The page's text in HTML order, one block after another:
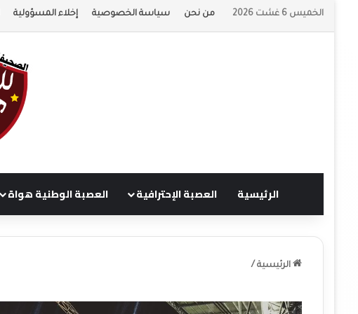
الخميس 6 غشت 2026 من نحن سياسة الخصوصية إخلاء المسؤولية
الرئيسية العصبة الإحترافية العصبة الوطنية هواة
الرئيسية /